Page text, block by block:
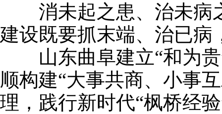
消未起之患、治未病之
建设既要抓末端、治已病
山东曲阜建立“和为贵”
顺构建“大事共商、小事
理，践行新时代“枫桥经